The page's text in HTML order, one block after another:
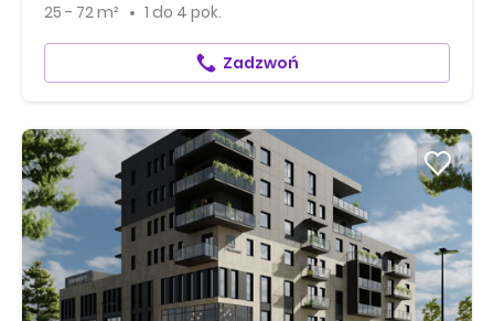
25 - 72 m² 1 do 4 pok.
Zadzwoń